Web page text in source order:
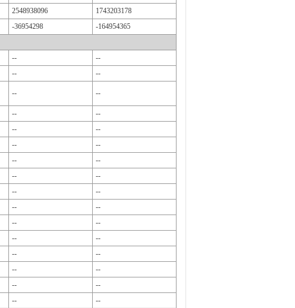
2548938096
1743203178
-36954298
-164954365
--
--
--
--
-- --
--
--
--
--
--
--
--
--
--
--
--
--
--
--
--
--
--
--
--
--
--
--
--
--
--
--